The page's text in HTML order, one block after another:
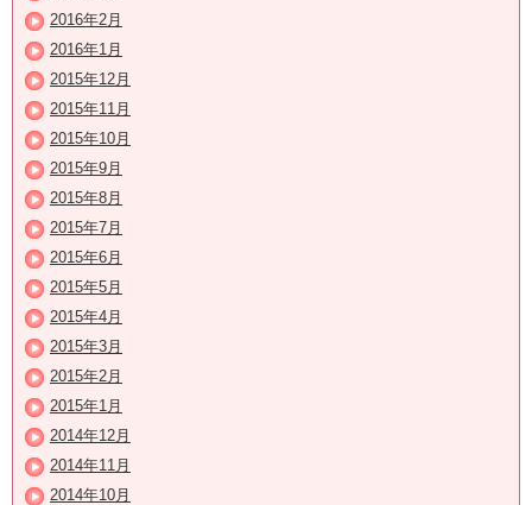
2016年2月
2016年1月
2015年12月
2015年11月
2015年10月
2015年9月
2015年8月
2015年7月
2015年6月
2015年5月
2015年4月
2015年3月
2015年2月
2015年1月
2014年12月
2014年11月
2014年10月